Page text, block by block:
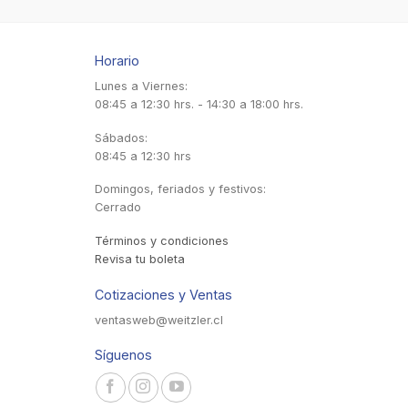
Horario
Lunes a Viernes:
08:45 a 12:30 hrs. - 14:30 a 18:00 hrs.
Sábados:
08:45 a 12:30 hrs
Domingos, feriados y festivos:
Cerrado
Términos y condiciones
Revisa tu boleta
Cotizaciones y Ventas
ventasweb@weitzler.cl
Síguenos